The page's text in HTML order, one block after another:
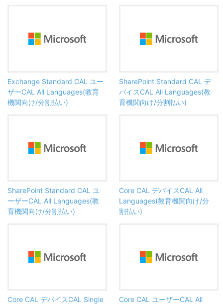
Exchange Standard CAL ユー
ザーCAL All Languages(教育
機関向け/分割払い)
SharePoint Standard CAL デ
バイスCAL All Languages(教
育機関向け/分割払い)
SharePoint Standard CAL ユ
ーザーCAL All Languages(教
育機関向け/分割払い)
Core CAL デバイスCAL All
Languages(教育機関向け/分
割払い)
Core CAL デバイスCAL Single
Core CAL ユーザーCAL All